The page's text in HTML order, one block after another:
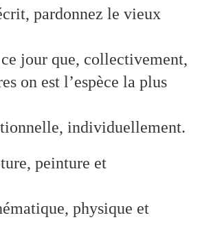
pardonnez le vieux
jour que, collectivement,
on est l’espèce la plus
individuellement.
peinture et
physique et